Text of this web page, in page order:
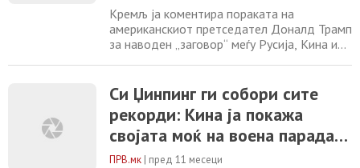
Кремљ ја коментира пораката на
американскиот претседател Доналд Трамп
за наводен „заговор“ меѓу Русија, Кина и
помошникот на рускиот претседател Јуриј
Ушаков за руските медиуми. – Кремљ се
надева дека објавата на Трамп на
социјалните мрежи за наводен „заговор“
Си Џинпинг ги собори сите
рекорди: Кина ја покажа
својата моќ на воена парада
со Путин и Ким Џонг-ун
ПРВ.мк | пред 11 месеци